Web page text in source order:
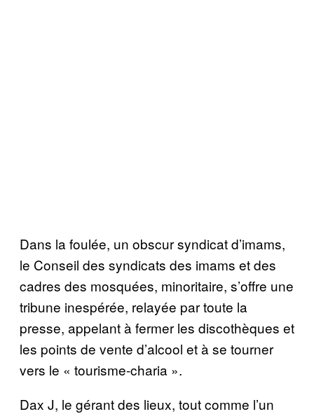
Dans la foulée, un obscur syndicat d’imams,
le Conseil des syndicats des imams et des
cadres des mosquées, minoritaire, s’offre une
tribune inespérée, relayée par toute la
presse, appelant à fermer les discothèques et
les points de vente d’alcool et à se tourner
vers le « tourisme-charia ».
Dax J, le gérant des lieux, tout comme l’un